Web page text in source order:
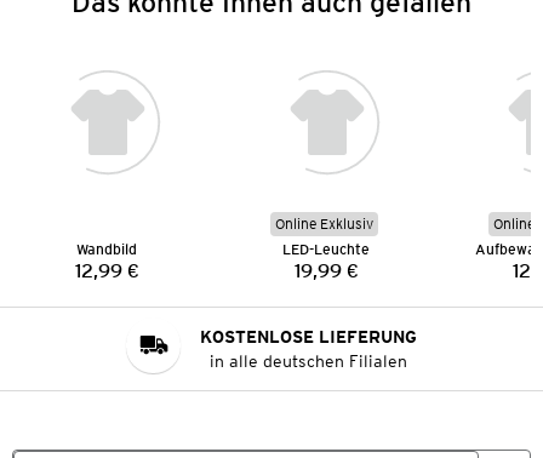
Wandbild
Preis:
12,99 €
Online Exklusiv
LED-Leuchte
Preis:
19,99 €
Online
KOSTENLOSE LIEFERUNG
in alle deutschen Filialen